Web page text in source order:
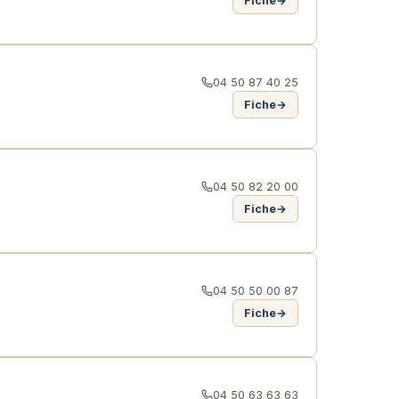
04 50 87 40 25
Fiche→
04 50 82 20 00
Fiche→
04 50 50 00 87
Fiche→
04 50 63 63 63